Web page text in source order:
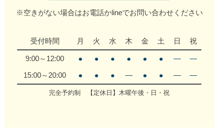
※空きがない場合はお電話かlineでお問い合わせください
受付時間 月 火 水 木 金 土 日 祝
9:00～12:00 ● ● ● ● ● ● ―
―
15:00～20:00
● ● ● ― ● ● ― ―
完全予約制 【定休日】木曜午後・日・祝